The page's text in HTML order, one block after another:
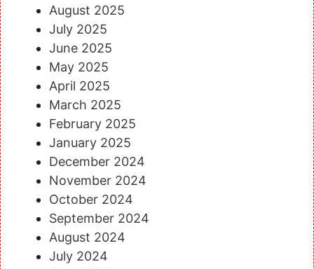
August 2025
July 2025
June 2025
May 2025
April 2025
March 2025
February 2025
January 2025
December 2024
November 2024
October 2024
September 2024
August 2024
July 2024